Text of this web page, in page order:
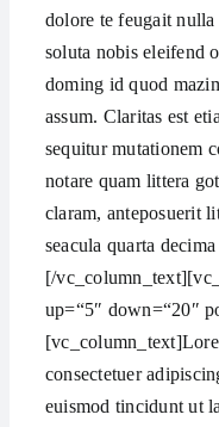
dolore te feugait
soluta nobis eleifend
doming id quod
assum. Claritas est
sequitur mutationem
notare quam littera
claram, anteposuerit
seacula quarta
[/
up=“5″ down=“20″
consectetuer
euismod tincidunt ut